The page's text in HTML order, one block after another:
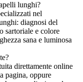
lunghi?
nel
diagnosi del
sartoriale e colore
sana e luminosa
direttamente online
pagina, oppure